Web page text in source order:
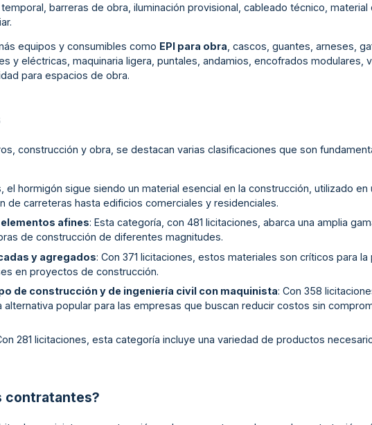
barreras de obra, iluminación provisional, cableado técnico, material
equipos y consumibles como EPI para obra , cascos, guantes, arneses,
y eléctricas, maquinaria ligera, puntales, andamios, encofrados modulares,
para espacios de obra.
construcción y obra, se destacan varias clasificaciones que son
el hormigón sigue siendo un material esencial en la construcción, utilizado en
de carreteras hasta edificios comerciales y residenciales.
afines: Esta categoría, con 481 licitaciones, abarca una amplia
de construcción de diferentes magnitudes.
y agregados: Con 371 licitaciones, estos materiales son críticos para la
en proyectos de construcción.
de construcción y de ingeniería civil con maquinista: Con 358
alternativa popular para las empresas que buscan reducir costos sin
281 licitaciones, esta categoría incluye una variedad de productos
contratantes?